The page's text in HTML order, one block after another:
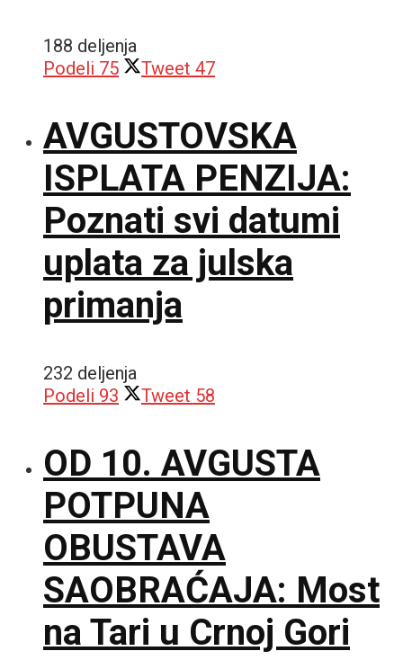
188 deljenja
Podeli 75 Tweet 47
AVGUSTOVSKA
ISPLATA PENZIJA:
Poznati svi datumi
uplata za julska
primanja
232 deljenja
Podeli 93 Tweet 58
OD 10. AVGUSTA
POTPUNA
OBUSTAVA
SAOBRAĆAJA: Most
na Tari u Crnoj Gori